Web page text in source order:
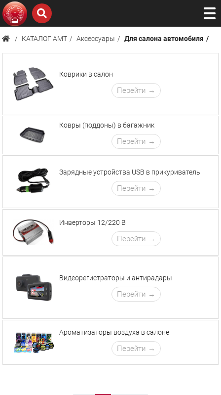
КАТАЛОГ AMТ Аксессуары Для салона автомобиля
Коврики в салон
Перейти
Ковры (поддоны) в багажник
Перейти
Зарядные устройства USB в прикуриватель
Перейти
Инверторы 12/220 В
Перейти
Видеорегистраторы и антирадары
Перейти
Ароматизаторы воздуха в салоне
Перейти